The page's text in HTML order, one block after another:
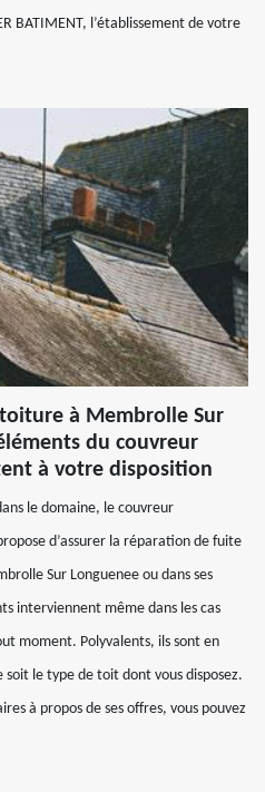
BATIMENT, l’établissement de votre
à Membrolle Sur
du couvreur
à votre disposition
le domaine, le couvreur
d’assurer la réparation de fuite
Sur Longuenee ou dans ses
interviennent même dans les cas
moment. Polyvalents, ils sont en
soit le type de toit dont vous disposez.
à propos de ses offres, vous pouvez